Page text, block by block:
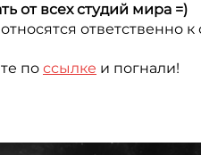
от всех студий мира =)
ответственно
по ссылке и погнали!